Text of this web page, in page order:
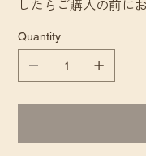
したらご購入の前に
Quantity